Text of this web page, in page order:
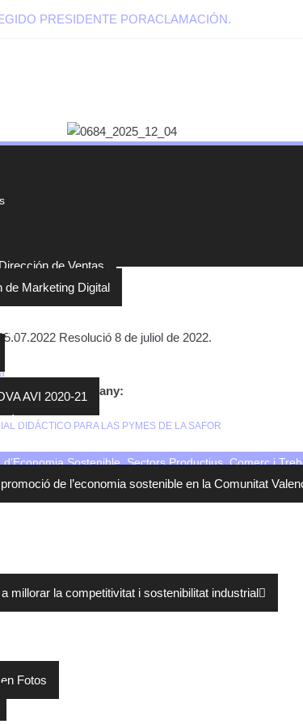
PRESIDENTE PORACLAMACIÓN.
de Ventas
de Marketing Digital
AVI 2020-21
Sostenible, Sectors Productius, Comerç i
de l’economia sostenible en la Comunitat
millorar la competitivitat i sostenibilitat industrial
– Premios FAES 2025
Fotos
Resolució 8 de juliol de 2022.
a terme aquest any:
DIDÁCTICO PARA LAS PYMES DE LA SAFOR